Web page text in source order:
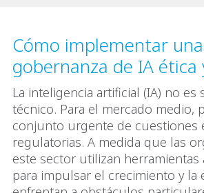
Cómo implementar una
gobernanza de IA ética
La inteligencia artificial (IA) no es
técnico. Para el mercado medio,
conjunto urgente de cuestiones
regulatorias. A medida que las
este sector utilizan herramientas
para impulsar el crecimiento y la